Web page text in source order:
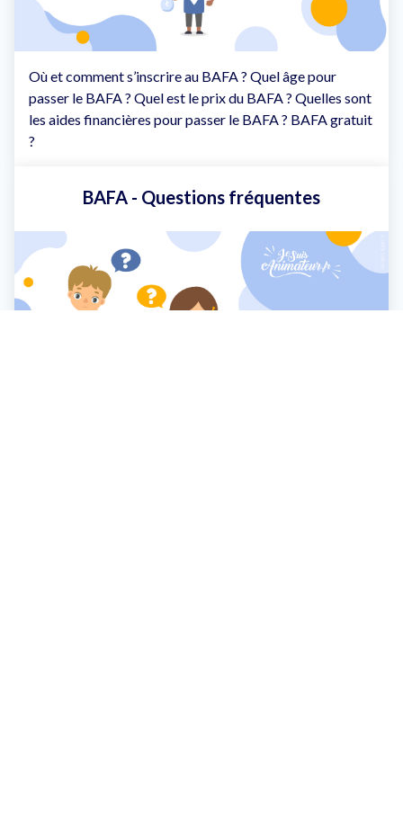
Où et comment s’inscrire au BAFA ? Quel âge pour
passer le BAFA ? Quel est le prix du BAFA ? Quelles sont
les aides financières pour passer le BAFA ? BAFA gratuit
?
BAFA - Questions fréquentes